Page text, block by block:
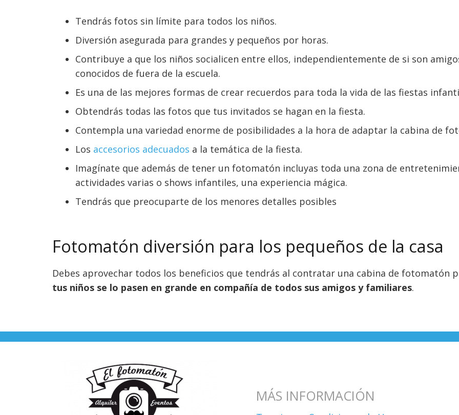
Tendrás fotos sin límite para todos los niños.
Diversión asegurada para grandes y pequeños por horas.
Contribuye a que los niños socialicen entre ellos, independientemente de si son
conocidos de fuera de la escuela.
Es una de las mejores formas de crear recuerdos para toda la vida de las fiestas
Obtendrás todas las fotos que tus invitados se hagan en la fiesta.
Contempla una variedad enorme de posibilidades a la hora de adaptar la cabina de
Los accesorios adecuados a la temática de la fiesta.
Imagínate que además de tener un fotomatón incluyas toda una zona de
actividades varias o shows infantiles, una experiencia mágica.
Tendrás que preocuparte de los menores detalles posibles
Fotomatón diversión para los pequeños de la casa
Debes aprovechar todos los beneficios que tendrás al contratar una cabina de fotomatón
tus niños se lo pasen en grande en compañía de todos sus amigos y familiares.
MÁS INFORMACIÓN